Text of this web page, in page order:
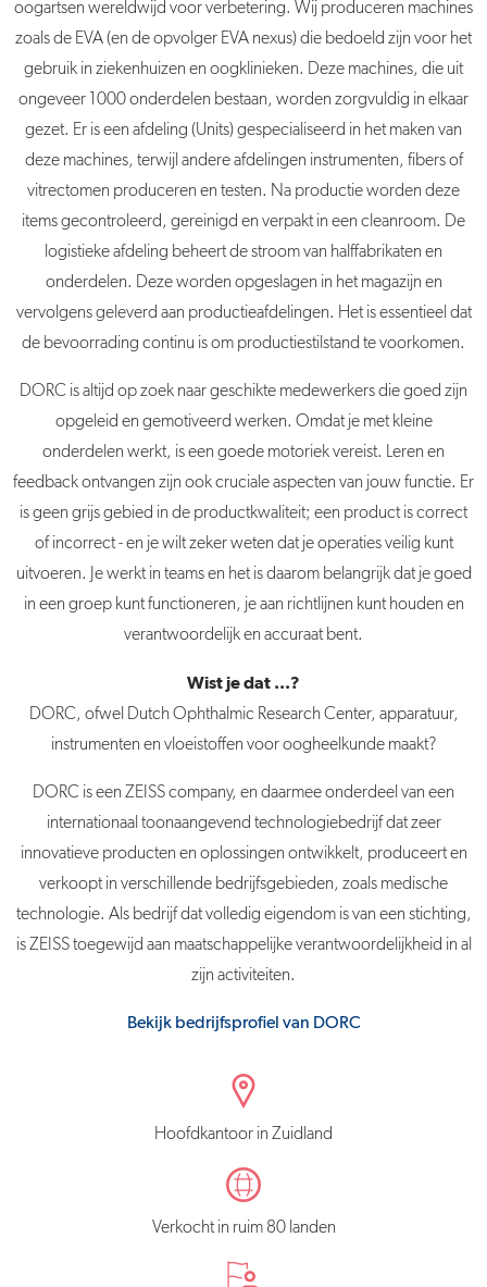
oogartsen wereldwijd voor verbetering. Wij produceren machines
zoals de EVA (en de opvolger EVA nexus) die bedoeld zijn voor het
gebruik in ziekenhuizen en oogklinieken. Deze machines, die uit
ongeveer 1000 onderdelen bestaan, worden zorgvuldig in elkaar
gezet. Er is een afdeling (Units) gespecialiseerd in het maken van
deze machines, terwijl andere afdelingen instrumenten, fibers of
vitrectomen produceren en testen. Na productie worden deze
items gecontroleerd, gereinigd en verpakt in een cleanroom. De
logistieke afdeling beheert de stroom van halffabrikaten en
onderdelen. Deze worden opgeslagen in het magazijn en
vervolgens geleverd aan productieafdelingen. Het is essentieel dat
de bevoorrading continu is om productiestilstand te voorkomen.
DORC is altijd op zoek naar geschikte medewerkers die goed zijn
opgeleid en gemotiveerd werken. Omdat je met kleine
onderdelen werkt, is een goede motoriek vereist. Leren en
feedback ontvangen zijn ook cruciale aspecten van jouw functie. Er
is geen grijs gebied in de productkwaliteit; een product is correct
of incorrect - en je wilt zeker weten dat je operaties veilig kunt
uitvoeren. Je werkt in teams en het is daarom belangrijk dat je goed
in een groep kunt functioneren, je aan richtlijnen kunt houden en
verantwoordelijk en accuraat bent.
Wist je dat ...?
DORC, ofwel Dutch Ophthalmic Research Center, apparatuur,
instrumenten en vloeistoffen voor oogheelkunde maakt?
DORC is een ZEISS company, en daarmee onderdeel van een
internationaal toonaangevend technologiebedrijf dat zeer
innovatieve producten en oplossingen ontwikkelt, produceert en
verkoopt in verschillende bedrijfsgebieden, zoals medische
technologie. Als bedrijf dat volledig eigendom is van een stichting,
is ZEISS toegewijd aan maatschappelijke verantwoordelijkheid in al
zijn activiteiten.
Bekijk bedrijfsprofiel van DORC
Hoofdkantoor in Zuidland
Verkocht in ruim 80 landen